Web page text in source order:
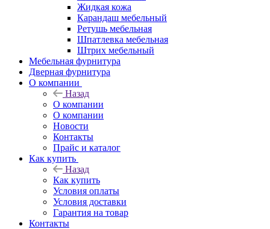
Жидкая кожа
Карандаш мебельный
Ретушь мебельная
Шпатлевка мебельная
Штрих мебельный
Мебельная фурнитура
Дверная фурнитура
О компании
Назад
О компании
О компании
Новости
Контакты
Прайс и каталог
Как купить
Назад
Как купить
Условия оплаты
Условия доставки
Гарантия на товар
Контакты